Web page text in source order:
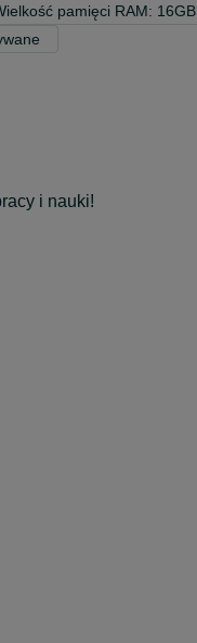
pamięci RAM: 16GB
i nauki!